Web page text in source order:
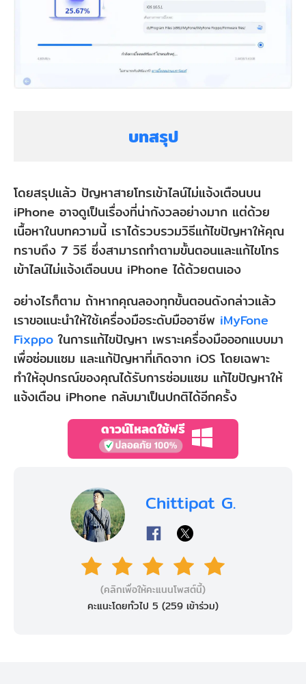
บทสรุป
โดยสรุปแล้ว ปัญหาสายโทรเข้าไลน์ไม่แจ้งเตือนบน
iPhone อาจดูเป็นเรื่องที่น่ากังวลอย่างมาก แต่ด้วย
เนื้อหาในบทความนี้ เราได้รวบรวมวิธีแก้ไขปัญหาให้คุณ
ทราบถึง 7 วิธี ซึ่งสามารถทำตามขั้นตอนและแก้ไขโทร
เข้าไลน์ไม่แจ้งเตือนบน iPhone ได้ด้วยตนเอง
อย่างไรก็ตาม ถ้าหากคุณลองทุกขั้นตอนดังกล่าวแล้ว
เราขอแนะนำให้ใช้เครื่องมือระดับมืออาชีพ iMyFone
Fixppo ในการแก้ไขปัญหา เพราะเครื่องมือออกแบบมา
เพื่อซ่อมแซม และแก้ปัญหาที่เกิดจาก iOS โดยเฉพาะ
ทำให้อุปกรณ์ของคุณได้รับการซ่อมแซม แก้ไขปัญหาให้
แจ้งเตือน iPhone กลับมาเป็นปกติได้อีกครั้ง
ดาวน์โหลดใช้ฟรี
Chittipat G.
(คลิกเพื่อให้คะแนนโพสต์นี้)
คะแนะโดยทั่วไป 5 (259 เข้าร่วม)